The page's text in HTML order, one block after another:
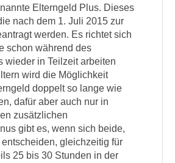
Elterngeld Plus. Dieses
nach dem 1. Juli 2015 zur
werden. Es richtet sich
schon während des
wieder in Teilzeit arbeiten
wird die Möglichkeit
doppelt so lange wie
dafür aber auch nur in
zusätzlichen
gibt es, wenn sich beide,
entscheiden, gleichzeitig für
25 bis 30 Stunden in der